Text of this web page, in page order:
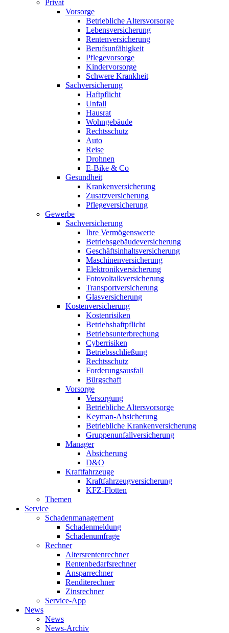
Privat
Vorsorge
Betriebliche Altersvorsorge
Lebensversicherung
Rentenversicherung
Berufsunfähigkeit
Pflegevorsorge
Kindervorsorge
Schwere Krankheit
Sachversicherung
Haftpflicht
Unfall
Hausrat
Wohngebäude
Rechtsschutz
Auto
Reise
Drohnen
E-Bike & Co
Gesundheit
Krankenversicherung
Zusatzversicherung
Pflegeversicherung
Gewerbe
Sachversicherung
Ihre Vermögenswerte
Betriebsgebäudeversicherung
Geschäftsinhaltsversicherung
Maschinenversicherung
Elektronikversicherung
Fotovoltaikversicherung
Transportversicherung
Glasversicherung
Kostenversicherung
Kostenrisiken
Betriebshaftpflicht
Betriebsunterbrechung
Cyberrisiken
Betriebsschließung
Rechtsschutz
Forderungsausfall
Bürgschaft
Vorsorge
Versorgung
Betriebliche Altersvorsorge
Keyman-Absicherung
Betriebliche Krankenversicherung
Gruppenunfallversicherung
Manager
Absicherung
D&O
Kraftfahrzeuge
Kraftfahrzeugversicherung
KFZ-Flotten
Themen
Service
Schadenmanagement
Schadenmeldung
Schadenumfrage
Rechner
Altersrentenrechner
Rentenbedarfsrechner
Ansparrechner
Renditerechner
Zinsrechner
Service-App
News
News
News-Archiv